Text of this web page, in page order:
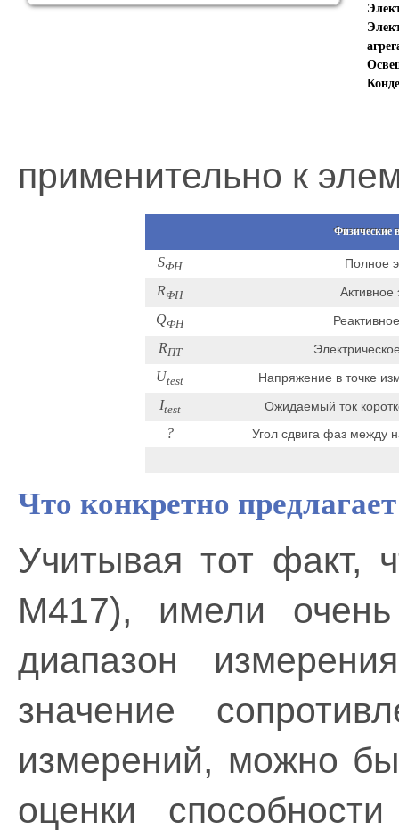
применительно к
Физические
SФН Полное
RФН
QФН
RПТ
Utest Напряжение в точке
Itest Ожидаемый ток
? Угол сдвига фаз между
Что конкретно
Учитывая тот факт,
М417), имели очень
диапазон
значение
измерений, можно
оценки